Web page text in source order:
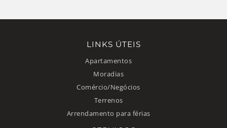
LINKS ÚTEIS
Apartamentos
Moradias
Comércio/Negócios
Terrenos
Arrendamento para férias